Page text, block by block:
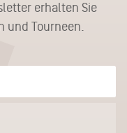
erhalten Sie
und Tourneen.